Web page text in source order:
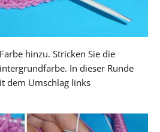
hinzu. Stricken Sie die
In dieser Runde
dem Umschlag links